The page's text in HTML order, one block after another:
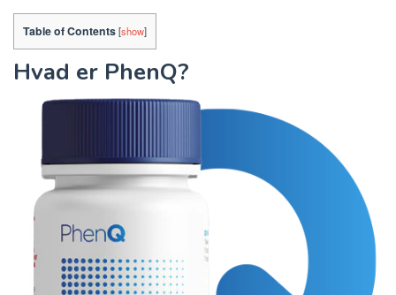
Table of Contents[show]
Hvad er PhenQ?